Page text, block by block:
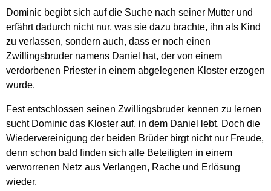
Dominic begibt sich auf die Suche nach seiner Mutter und
erfährt dadurch nicht nur, was sie dazu brachte, ihn als Kind
zu verlassen, sondern auch, dass er noch einen
Zwillingsbruder namens Daniel hat, der von einem
verdorbenen Priester in einem abgelegenen Kloster erzogen
wurde.
Fest entschlossen seinen Zwillingsbruder kennen zu lernen
sucht Dominic das Kloster auf, in dem Daniel lebt. Doch die
Wiedervereinigung der beiden Brüder birgt nicht nur Freude,
denn schon bald finden sich alle Beteiligten in einem
verworrenen Netz aus Verlangen, Rache und Erlösung
wieder.